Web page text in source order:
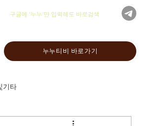
​구글에 '누누'만 입력해도 바로검색
누누티비 바로가기
기타